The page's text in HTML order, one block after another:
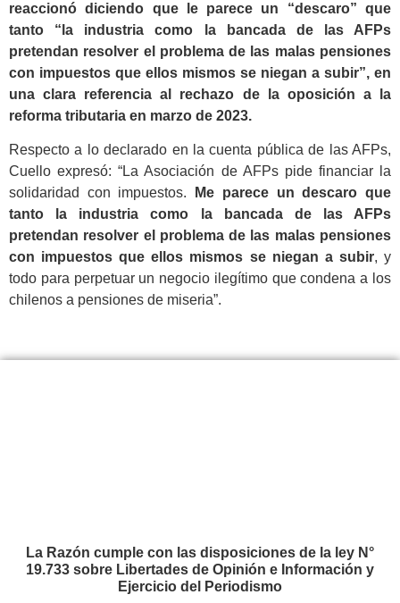
reaccionó diciendo que le parece un “descaro” que
tanto “la industria como la bancada de las AFPs
pretendan resolver el problema de las malas pensiones
con impuestos que ellos mismos se niegan a subir”, en
una clara referencia al rechazo de la oposición a la
reforma tributaria en marzo de 2023.
Respecto a lo declarado en la cuenta pública de las AFPs,
Cuello expresó: “La Asociación de AFPs pide financiar la
solidaridad con impuestos.
Me parece un descaro que
tanto la industria como la bancada de las AFPs
pretendan resolver el problema de las malas pensiones
con impuestos que ellos mismos se niegan a subir, y
todo para perpetuar un negocio ilegítimo que condena a los
chilenos a pensiones de miseria”.
La Razón cumple con las disposiciones de la ley N°
19.733 sobre Libertades de Opinión e Información y
Ejercicio del Periodismo